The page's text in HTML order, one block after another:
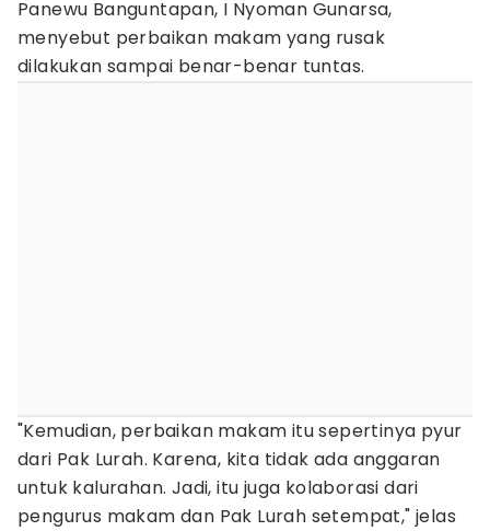
Panewu Banguntapan, I Nyoman Gunarsa,
menyebut perbaikan makam yang rusak
dilakukan sampai benar-benar tuntas.
"Kemudian, perbaikan makam itu sepertinya pyur
dari Pak Lurah. Karena, kita tidak ada anggaran
untuk kalurahan. Jadi, itu juga kolaborasi dari
pengurus makam dan Pak Lurah setempat," jelas